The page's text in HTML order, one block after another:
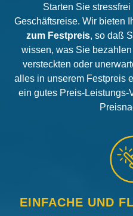
Starten Sie
Geschäftsreise. Wir bieten
zum Festpreis, so daß
wissen, was Sie
versteckten oder
alles in unserem Festpreis
ein gutes Preis-Leistungs-
EINFACHE UND